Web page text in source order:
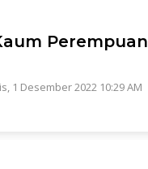
Perempuan
1 Desember 2022 10:29 AM